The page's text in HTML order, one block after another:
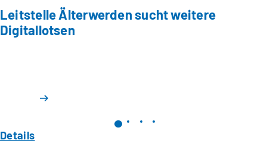
Leitstelle Älterwerden sucht weitere
Digitallotsen
Details